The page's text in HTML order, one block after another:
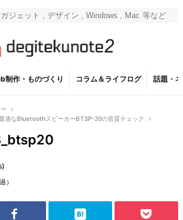
制作・ものづくり コラム＆ライフログ 話題・
>
適なBluetoothスピーカーBTSP-20の音質チェック
>
）